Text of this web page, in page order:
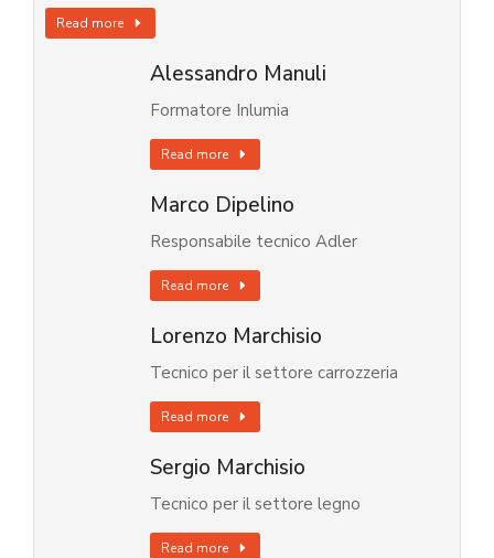
Read more
Alessandro Manuli
Formatore Inlumia
Read more
Marco Dipelino
Responsabile tecnico Adler
Read more
Lorenzo Marchisio
Tecnico per il settore carrozzeria
Read more
Sergio Marchisio
Tecnico per il settore legno
Read more